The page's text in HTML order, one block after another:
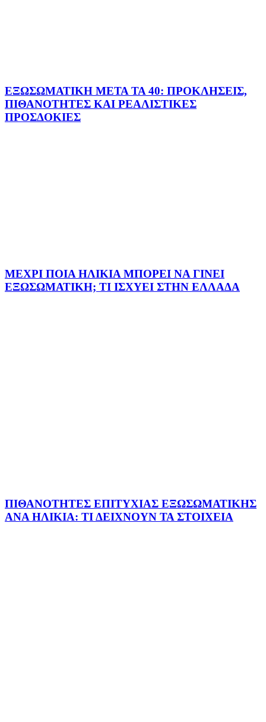
ΕΞΩΣΩΜΑΤΙΚΗ ΜΕΤΑ ΤΑ 40: ΠΡΟΚΛΗΣΕΙΣ,
ΠΙΘΑΝΟΤΗΤΕΣ ΚΑΙ ΡΕΑΛΙΣΤΙΚΕΣ
ΠΡΟΣΔΟΚΙΕΣ
ΜΕΧΡΙ ΠΟΙΑ ΗΛΙΚΙΑ ΜΠΟΡΕΙ ΝΑ ΓΙΝΕΙ
ΕΞΩΣΩΜΑΤΙΚΗ; ΤΙ ΙΣΧΥΕΙ ΣΤΗΝ ΕΛΛΑΔΑ
ΠΙΘΑΝΟΤΗΤΕΣ ΕΠΙΤΥΧΙΑΣ ΕΞΩΣΩΜΑΤΙΚΗΣ
ΑΝΑ ΗΛΙΚΙΑ: ΤΙ ΔΕΙΧΝΟΥΝ ΤΑ ΣΤΟΙΧΕΙΑ